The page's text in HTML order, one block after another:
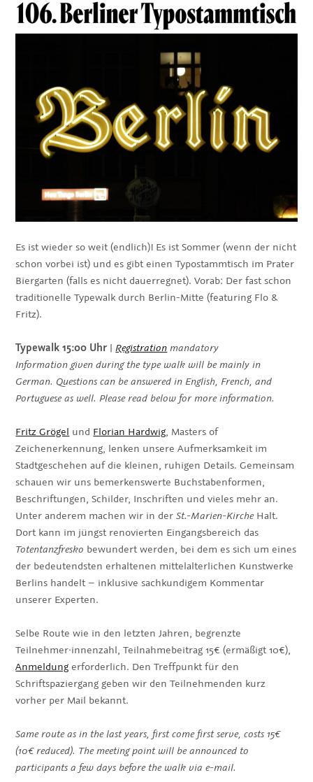
Es ist wieder so weit (endlich)! Es ist Sommer (wenn der nicht
schon vorbei ist) und es gibt einen Typostammtisch im Prater
Biergarten (falls es nicht dauerregnet). Vorab: Der fast schon
traditionelle Typewalk durch Berlin-Mitte (featuring Flo &
Fritz).
Typewalk 15:00 Uhr | Registration mandatory
Information given during the type walk will be mainly in
German. Questions can be answered in English, French, and
Portuguese as well. Please read below for more information.
Fritz Grögel und Florian Hardwig, Masters of
Zeichenerkennung, lenken unsere Aufmerksamkeit im
Stadtgeschehen auf die kleinen, ruhigen Details. Gemeinsam
schauen wir uns bemerkenswerte Buchstabenformen,
Beschriftungen, Schilder, Inschriften und vieles mehr an.
Unter anderem machen wir in derSt.-Marien-KircheHalt.
Dort kann im jüngst renovierten Eingangsbereich das
Totentanzfresko bewundert werden, bei dem es sich um eines
der bedeutendsten erhaltenen mittelalterlichen Kunstwerke
Berlins handelt – inklusive sachkundigem Kommentar
unserer Experten.
Selbe Route wie in den letzten Jahren, begrenzte
Teilnehmer·innenzahl, Teilnahmebeitrag 15€ (ermäßigt 10€),
Anmeldung erforderlich. Den Treffpunkt für den
Schriftspaziergang geben wir den Teilnehmenden kurz
vorher per Mail bekannt.
Same route as in the last years, first come first serve, costs 15€
(10€ reduced). The meeting point will be announced to
participants a few days before the walk via e-mail.